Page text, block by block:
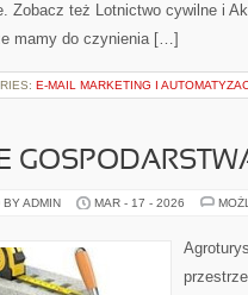
Zobacz też Lotnictwo cywilne i
mamy do czynienia […]
E-MAIL MARKETING I
ADMIN MAR - 17 - 2026